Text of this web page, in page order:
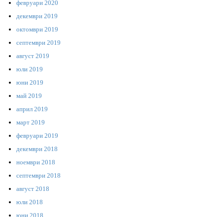
февруари 2020
декември 2019
октомври 2019
септември 2019
август 2019
юли 2019
юни 2019
май 2019
април 2019
март 2019
февруари 2019
декември 2018
ноември 2018
септември 2018
август 2018
юли 2018
юни 2018